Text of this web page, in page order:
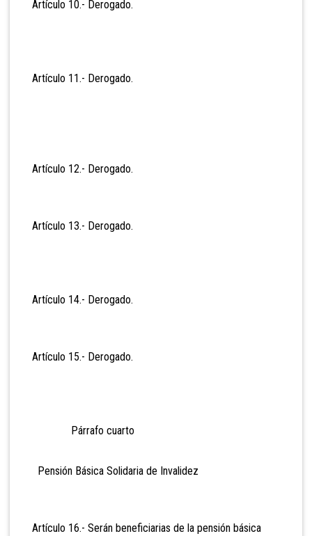
Artículo 10.- Derogado.
Artículo 11.- Derogado.
Artículo 12.- Derogado.
Artículo 13.- Derogado.
Artículo 14.- Derogado.
Artículo 15.- Derogado.
Párrafo cuarto
Pensión Básica Solidaria de Invalidez
Artículo 16.- Serán beneficiarias de la pensión básica